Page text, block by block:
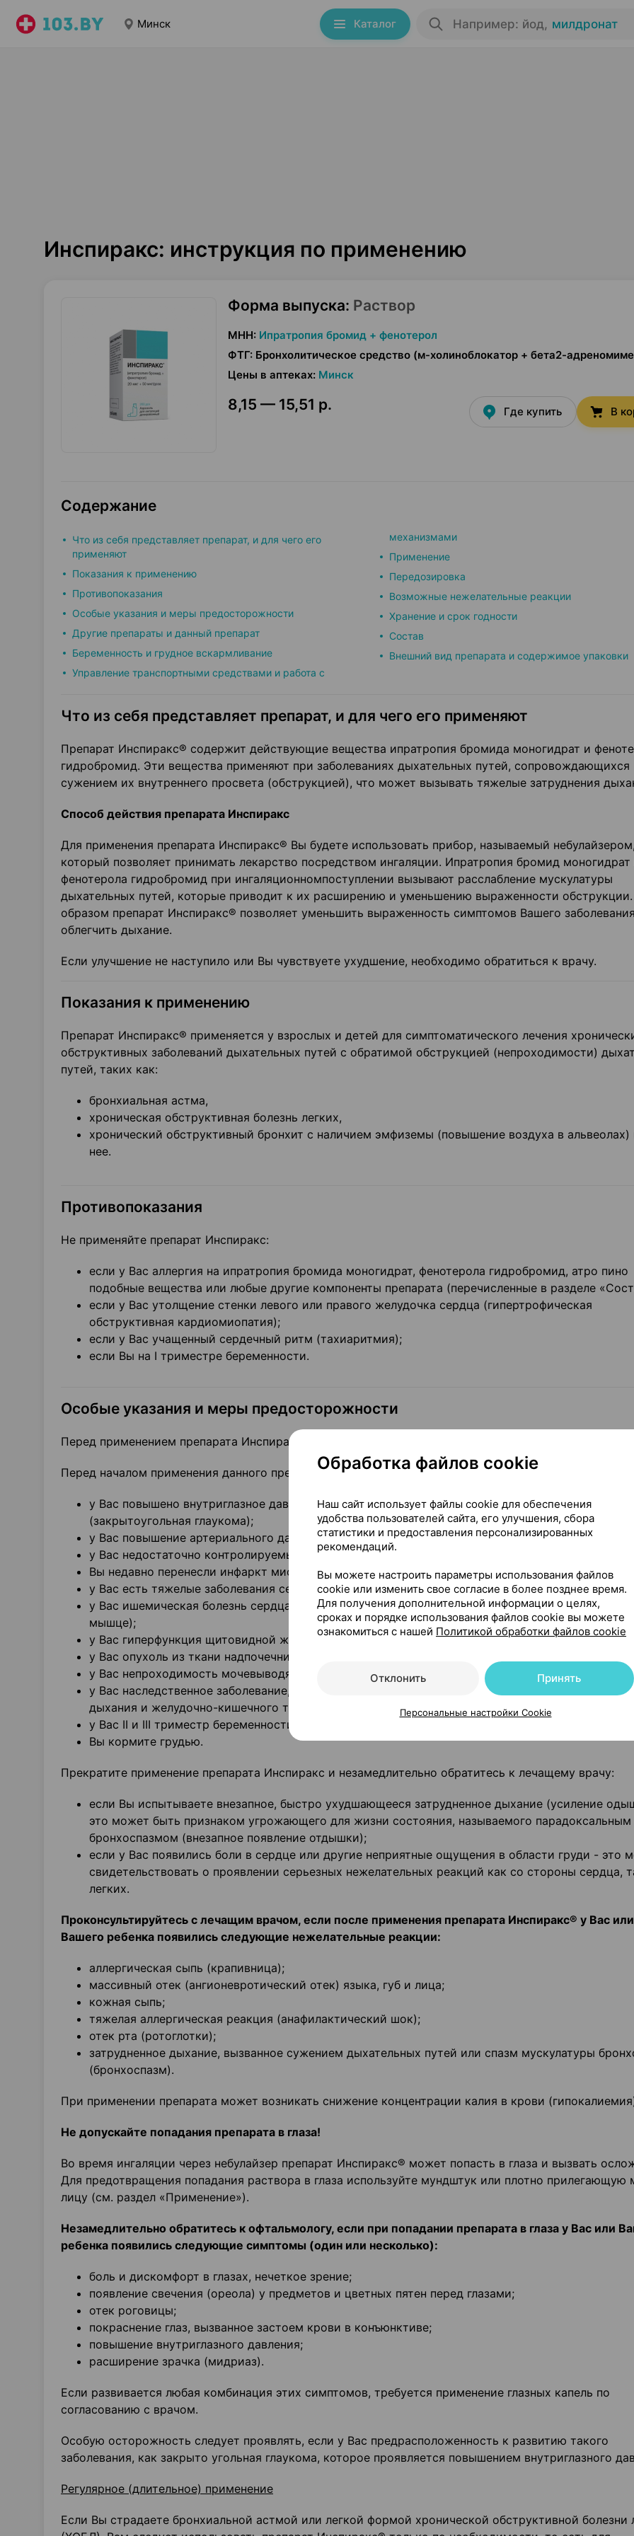
Минск Каталог Например: йод, милдронат
Инспиракс: инструкция по применению
Форма выпуска: Раствор
МНН: Ипратропия бромид + фенотерол
ФТГ: Бронхолитическое средство (м-холиноблокатор + бета2-
Цены в аптеках: Минск
8,15 — 15,51 р. Где купить В
Содержание
Что из себя представляет препарат, и для чего его
применяют
Показания к применению
Противопоказания
Особые указания и меры предосторожности
Другие препараты и данный препарат
Беременность и грудное вскармливание
Управление транспортными средствами и работа с
механизмами
Применение
Передозировка
Возможные нежелательные реакции
Хранение и срок годности
Состав
Внешний вид препарата и содержимое упаковки
Что из себя представляет препарат, и для чего его применяют
Препарат Инспиракс® содержит действующие вещества ипратропия бромида моногидрат и
гидробромид. Эти вещества применяют при заболеваниях дыхательных путей, сопровождающихся
сужением их внутреннего просвета (обструкцией), что может вызывать тяжелые затруднения
Способ действия препарата Инспиракс
Для применения препарата Инспиракс® Вы будете использовать прибор, называемый небулайзером,
который позволяет принимать лекарство посредством ингаляции. Ипратропия бромид моногидрат
фенотерола гидробромид при ингаляционномпоступлении вызывают расслабление мускулатуры
дыхательных путей, которые приводит к их расширению и уменьшению выраженности
образом препарат Инспиракс® позволяет уменьшить выраженность симптомов Вашего
облегчить дыхание.
Если улучшение не наступило или Вы чувствуете ухудшение, необходимо обратиться к врачу.
Показания к применению
Препарат Инспиракс® применяется у взрослых и детей для симптоматического лечения
обструктивных заболеваний дыхательных путей с обратимой обструкцией (непроходимости)
путей, таких как:
бронхиальная астма,
хроническая обструктивная болезнь легких,
хронический обструктивный бронхит с наличием эмфиземы (повышение воздуха в альвеолах)
нее.
Противопоказания
Не применяйте препарат Инспиракс:
если у Вас аллергия на ипратропия бромида моногидрат, фенотерола гидробромид, атро пино
подобные вещества или любые другие компоненты препарата (перечисленные в разделе
если у Вас утолщение стенки левого или правого желудочка сердца (гипертрофическая
обструктивная кардиомиопатия);
если у Вас учащенный сердечный ритм (тахиаритмия);
если Вы на I триместре беременности.
Особые указания и меры предосторожности
Перед применением препарата Инспиракс® проконсультируйтесь с лечащим врачом.
Перед началом применения данного препарата сообщите своему врачу, если:
у Вас повышено внутриглазное давление из-за нарушения оттока внутриглазной жидкости
(закрытоугольная глаукома);
у Вас повышение артериального давления (артериальная гипертензия);
у Вас недостаточно контролируемый сахарный диабет;
Вы недавно перенесли инфаркт миокарда (прекращение кровотока в сердечной мышце);
у Вас есть тяжелые заболевания сердца и сосудов;
у Вас ишемическая болезнь сердца (уменьшение или полная остановка доставки крови к
мышце);
у Вас гиперфункция щитовидной железы (гипертиреоз);
у Вас опухоль из ткани надпочечников (феохромоцитома);
у Вас непроходимость мочевыводящих путей;
у Вас наследственное заболевание, при котором преимущественно нарушаются функции
дыхания и желудочно-кишечного тракта (муковисцидоз);
у Вас II и III триместр беременности;
Вы кормите грудью.
Прекратите применение препарата Инспиракс и незамедлительно обратитесь к лечащему врачу:
если Вы испытываете внезапное, быстро ухудшающееся затрудненное дыхание (усиление
это может быть признаком угрожающего для жизни состояния, называемого парадоксальным
бронхоспазмом (внезапное появление отдышки);
если у Вас появились боли в сердце или другие неприятные ощущения в области груди - это
свидетельствовать о проявлении серьезных нежелательных реакций как со стороны сердца,
легких.
Проконсультируйтесь с лечащим врачом, если после применения препарата Инспиракс® у Вас или
Вашего ребенка появились следующие нежелательные реакции:
аллергическая сыпь (крапивница);
массивный отек (ангионевротический отек) языка, губ и лица;
кожная сыпь;
тяжелая аллергическая реакция (анафилактический шок);
отек рта (ротоглотки);
затрудненное дыхание, вызванное сужением дыхательных путей или спазм мускулатуры
(бронхоспазм).
При применении препарата может возникать снижение концентрации калия в крови
Не допускайте попадания препарата в глаза!
Во время ингаляции через небулайзер препарат Инспиракс® может попасть в глаза и вызвать
Для предотвращения попадания раствора в глаза используйте мундштук или плотно прилегающую
лицу (см. раздел «Применение»).
Незамедлительно обратитесь к офтальмологу, если при попадании препарата в глаза у Вас или
ребенка появились следующие симптомы (один или несколько):
боль и дискомфорт в глазах, нечеткое зрение;
появление свечения (ореола) у предметов и цветных пятен перед глазами;
отек роговицы;
покраснение глаз, вызванное застоем крови в конъюнктиве;
повышение внутриглазного давления;
расширение зрачка (мидриаз).
Если развивается любая комбинация этих симптомов, требуется применение глазных капель по
согласованию с врачом.
Особую осторожность следует проявлять, если у Вас предрасположенность к развитию такого
заболевания, как закрыто угольная глаукома, которое проявляется повышением внутриглазного
Регулярное (длительное) применение
Если Вы страдаете бронхиальной астмой или легкой формой хронической обструктивной болезни
Обработка файлов cookie
Наш сайт использует файлы cookie для обеспечения
удобства пользователей сайта, его улучшения, сбора
статистики и предоставления персонализированных
рекомендаций.
Вы можете настроить параметры использования файлов
cookie или изменить свое согласие в более позднее время.
Для получения дополнительной информации о целях,
сроках и порядке использования файлов cookie вы можете
ознакомиться с нашей Политикой обработки файлов cookie
Отклонить Принять
Персональные настройки Cookie